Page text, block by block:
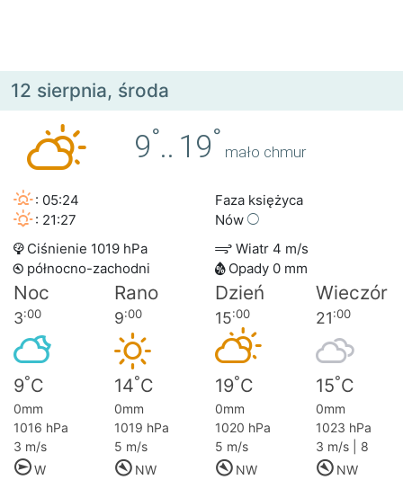
12 sierpnia, środa
9°.. 19°
mało chmur
: 05:24
: 21:27
Faza księżyca
Nów
Ciśnienie 1019 hPa
Wiatr 4 m/s
północno-zachodni
Opady 0 mm
Noc Rano Dzień Wieczór
3:00 9:00 15:00 21:00
9°C 14°C 19°C 15°C
0mm 0mm 0mm
0mm
1016 hPa
1019 hPa 1020 hPa
1023 hPa
3 m/s
5 m/s 5 m/s
3 m/s | 8
W
NW NW
NW